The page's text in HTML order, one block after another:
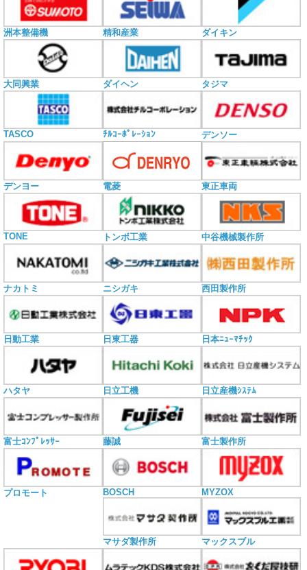
洲本整備機 精和産業 ダイキン
大同興業 ダイヘン タジマ
TASCO ﾁﾙｺｰﾎﾟﾚｰｼｮﾝ デンソー
デンヨー 電菱 東正車両
TONE トンボ工業 中谷機械製作所
ナカトミ ニシガキ 西田製作所
日動工業 日東工器 日本ﾆｭｰﾏﾁｯｸ
ハタヤ 日立工機 日立産機ｼｽﾃﾑ
富士ｺﾝﾌﾟﾚｯｻｰ 藤誠 富士製作所
プロモート BOSCH MYZOX
マサダ製作所 マックスブル